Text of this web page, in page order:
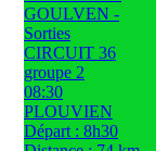
GOULVEN -
Sorties
CIRCUIT 36
groupe 2
08:30
PLOUVIEN
Départ : 8h30